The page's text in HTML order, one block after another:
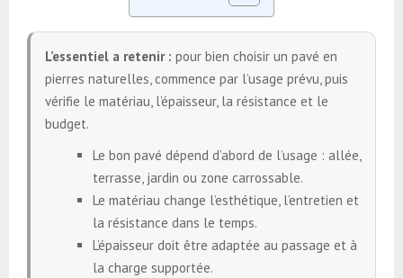
L’essentiel a retenir : pour bien choisir un pavé en
pierres naturelles, commence par l’usage prévu, puis
vérifie le matériau, l’épaisseur, la résistance et le
budget.
Le bon pavé dépend d’abord de l’usage : allée,
terrasse, jardin ou zone carrossable.
Le matériau change l’esthétique, l’entretien et
la résistance dans le temps.
L’épaisseur doit être adaptée au passage et à
la charge supportée.